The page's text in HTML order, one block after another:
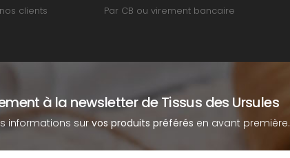
clients Par CB ou virement bancaire
à la newsletter de Tissus des Ursules
informations survos produits préférés en avant première.